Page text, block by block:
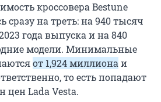
кроссовера Bestune
сразу на треть: на 940 тысяч
года выпуска и на 840
модели. Минимальные
от 1,924 миллионаи
то есть попадают
цен Lada Vesta.